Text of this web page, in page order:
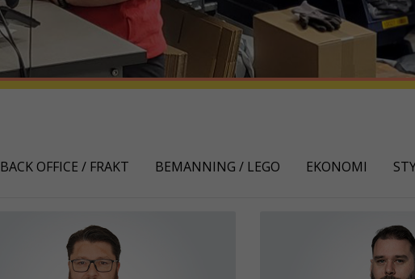
BACK OFFICE / FRAKT BEMANNING / LEGO EKONOMI